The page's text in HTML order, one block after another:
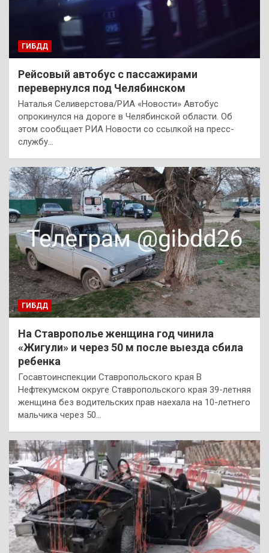
ГИБДД
Рейсовый автобус с пассажирами
перевернулся под Челябинском
Наталья Селиверстова/РИА «Новости» Автобус
опрокинулся на дороге в Челябинской области. Об
этом сообщает РИА Новости со ссылкой на пресс-
службу…
ГИБДД
На Ставрополье женщина год чинила
«Жигули» и через 50 м после выезда сбила
ребенка
Госавтоинспекции Ставропольского края В
Нефтекумском округе Ставропольского края 39-летняя
женщина без водительских прав наехала на 10-летнего
мальчика через 50…